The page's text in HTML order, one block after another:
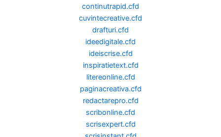
continutrapid.cfd
cuvintecreative.cfd
drafturi.cfd
ideedigitale.cfd
ideiscrise.cfd
inspiratietext.cfd
litereonline.cfd
paginacreativa.cfd
redactarepro.cfd
scribonline.cfd
scrisexpert.cfd